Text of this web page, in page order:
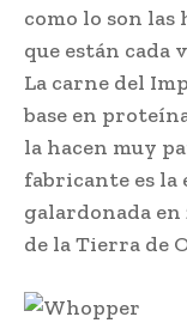
como lo son las
que están cada
La carne del
base en
la hacen muy
fabricante es la
galardonada en
de la Tierra de